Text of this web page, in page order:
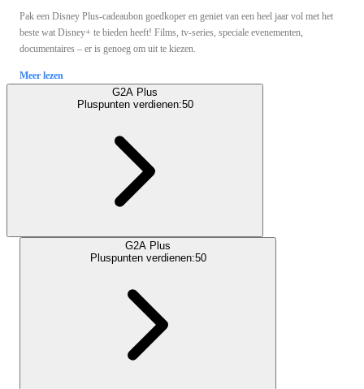
Pak een Disney Plus-cadeaubon goedkoper en geniet van een heel jaar vol met het
beste wat Disney+ te bieden heeft! Films, tv-series, speciale evenementen,
documentaires – er is genoeg om uit te kiezen.
Meer lezen
G2A Plus
Pluspunten verdienen:50
G2A Plus
Pluspunten verdienen:50